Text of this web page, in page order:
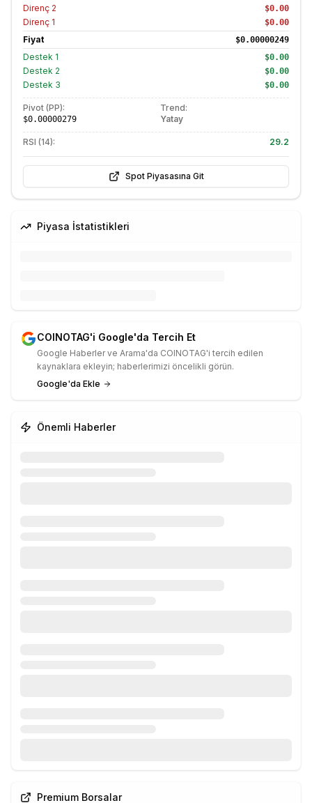
Direnç 2 $0.00
Direnç 1 $0.00
Fiyat $0.00000249
Destek 1 $0.00
Destek 2 $0.00
Destek 3 $0.00
Pivot (PP):
$0.00000279
Trend:
Yatay
RSI (14): 29.2
Spot Piyasasına Git
Piyasa İstatistikleri
COINOTAG'i Google'da Tercih Et
Google Haberler ve Arama'da COINOTAG'i tercih edilen
kaynaklara ekleyin; haberlerimizi öncelikli görün.
Google'da Ekle
Önemli Haberler
Premium Borsalar